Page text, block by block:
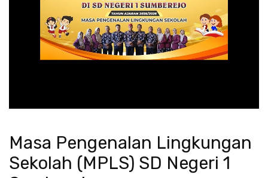
Masa Pengenalan Lingkungan
Sekolah (MPLS) SD Negeri 1